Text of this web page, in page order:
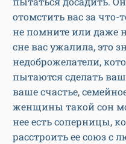
отомстить вас за
не помните или даже
сне вас ужалила, это
недоброжелатели,
пытаются сделать
ваше счастье,
женщины такой сон
нее есть соперницы,
расстроить ее союз